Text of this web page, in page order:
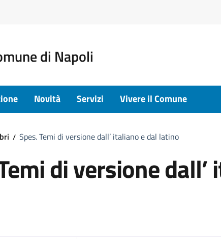
di Napoli
Novità Servizi Vivere il Comune
Spes. Temi di versione dall’ italiano e dal latino
di versione